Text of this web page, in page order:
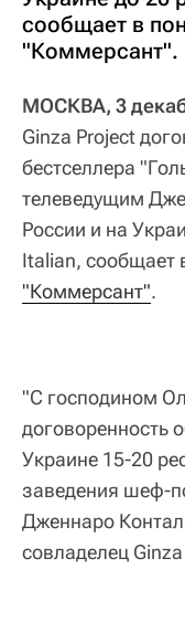
сообщает в
"Коммерсант".
МОСКВА, 3
Ginza Project
бестселлера
телеведущим
России и на
Italian, сообщает
"Коммерсант".
"С господином
договоренность
Украине 15-20
заведения шеф-
Дженнаро
совладелец